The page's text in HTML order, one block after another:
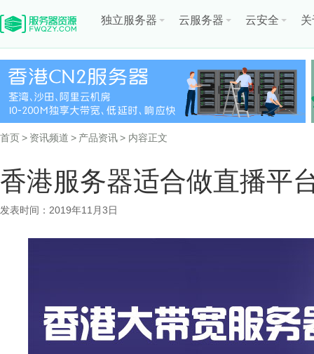
独立服务器 云服务器 云安全
首页> 资讯频道 > 产品资讯> 内容正文
香港服务器适合做直播平
发表时间：2019年11月3日